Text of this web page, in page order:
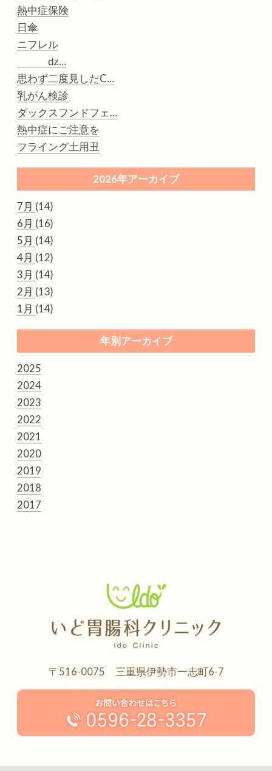
熱中症保険
日傘
ニフレル
ǳ…
思わず二度見したC…
乳がん検診
ダックスフンドフェ…
熱中症にご注意を
フライング土用丑
2026年アーカイブ
7月 (14)
6月 (16)
5月 (14)
4月 (12)
3月 (14)
2月 (13)
1月 (14)
年別アーカイブ
2025
2024
2023
2022
2021
2020
2019
2018
2017
〒516-0075 三重県伊勢市一志町6-7